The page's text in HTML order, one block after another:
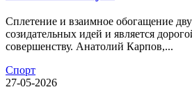
Сплетение и взаимное обогащение
созидательных идей и является
совершенству. Анатолий Карпов,...
Спорт
27-05-2026